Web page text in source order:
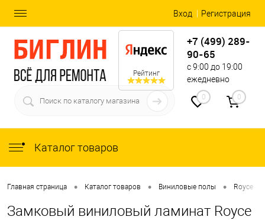
Вход Регистрация
Рейтинг
+7 (499) 289-
90-65
с 9:00 до 19:00
ежедневно
0 0
Каталог товаров
Главная страница • Каталог товаров • Виниловые полы • Royce
Замковый виниловый ламинат Royce